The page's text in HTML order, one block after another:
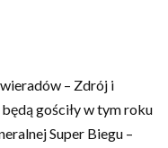
– Zdrój i
gościły w tym roku
Super Biegu –